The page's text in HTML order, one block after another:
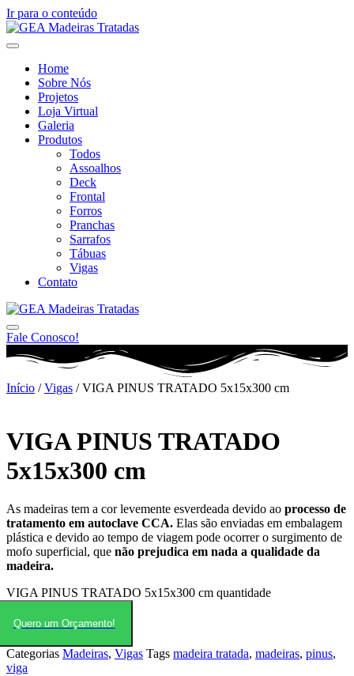
Ir para o conteúdo
Home
Sobre Nós
Projetos
Loja Virtual
Galeria
Produtos
Todos
Assoalhos
Deck
Frontal
Forros
Pranchas
Sarrafos
Tábuas
Vigas
Contato
Fale Conosco!
Início /Vigas / VIGA PINUS TRATADO 5x15x300 cm
VIGA PINUS TRATADO
5x15x300 cm
As madeiras tem a cor levemente esverdeada devido ao processo de
tratamento em autoclave CCA. Elas são enviadas em embalagem
plástica e devido ao tempo de viagem pode ocorrer o surgimento de
mofo superficial, que não prejudica em nada a qualidade da
madeira.
VIGA PINUS TRATADO 5x15x300 cm quantidade
Quero um Orçamento!
Categorias Madeiras, Vigas Tags madeira tratada, madeiras, pinus,
viga